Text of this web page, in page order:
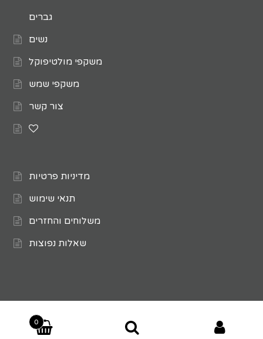
גברים
נשים
משקפי מולטיפוקל
משקפי שמש
צור קשר
מדיניות פרטיות
תנאי שימוש
משלוחים והחזרים
שאלות נפוצות
0